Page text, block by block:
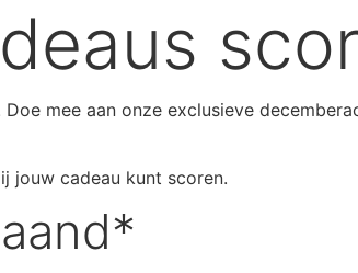
mee aan onze exclusieve
jouw cadeau kunt scoren.